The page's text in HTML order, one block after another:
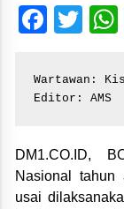
Wartawan:
Editor: AMS
DM1.CO.ID,
Nasional tahun
usai